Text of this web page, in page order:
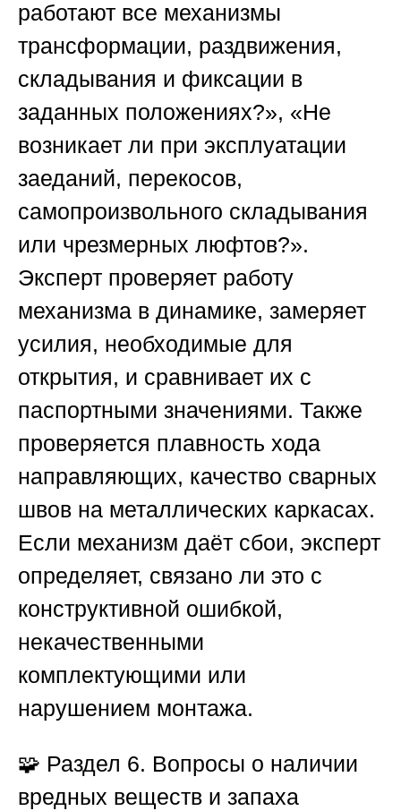
работают все механизмы
трансформации, раздвижения,
складывания и фиксации в
заданных положениях?», «Не
возникает ли при эксплуатации
заеданий, перекосов,
самопроизвольного складывания
или чрезмерных люфтов?».
Эксперт проверяет работу
механизма в динамике, замеряет
усилия, необходимые для
открытия, и сравнивает их с
паспортными значениями. Также
проверяется плавность хода
направляющих, качество сварных
швов на металлических каркасах.
Если механизм даёт сбои, эксперт
определяет, связано ли это с
конструктивной ошибкой,
некачественными
комплектующими или
нарушением монтажа.
🧩 Раздел 6. Вопросы о наличии
вредных веществ и запаха